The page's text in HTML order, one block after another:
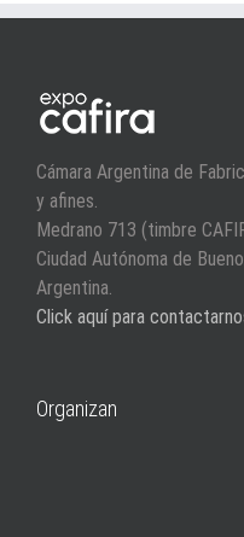
Cámara Argentina de
y afines.
Medrano 713 (timbre
Ciudad Autónoma de
Argentina.
Click aquí para
Organizan